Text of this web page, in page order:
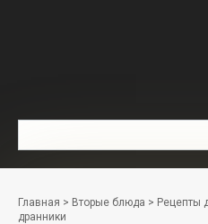
Главная > Вторые блюда > Рецепты
дранники